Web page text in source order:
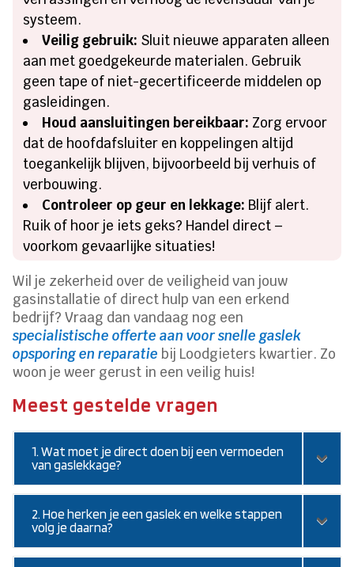
systeem.
Veilig gebruik: Sluit nieuwe apparaten alleen
aan met goedgekeurde materialen. Gebruik
geen tape of niet-gecertificeerde middelen op
gasleidingen.
Houd aansluitingen bereikbaar: Zorg ervoor
dat de hoofdafsluiter en koppelingen altijd
toegankelijk blijven, bijvoorbeeld bij verhuis of
verbouwing.
Controleer op geur en lekkage: Blijf alert.
Ruik of hoor je iets geks? Handel direct –
voorkom gevaarlijke situaties!
Wil je zekerheid over de veiligheid van jouw
gasinstallatie of direct hulp van een erkend
bedrijf? Vraag dan vandaag nog een
specialistische offerte aan voor snelle gaslek
opsporing en reparatie bij Loodgieters kwartier. Zo
woon je weer gerust in een veilig huis!
Meest gestelde vragen
1. Wat moet je direct doen bij een vermoeden
van gaslekkage?
2. Hoe herken je een gaslek en welke stappen
volg je daarna?